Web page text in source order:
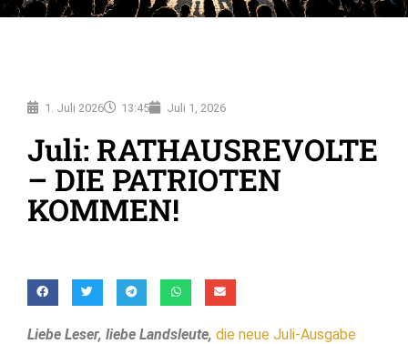
1. Juli 2026 13:45 Juli 1, 2026
Juli: RATHAUSREVOLTE
– DIE PATRIOTEN
KOMMEN!
Liebe Leser, liebe Landsleute, die neue Juli-Ausgabe